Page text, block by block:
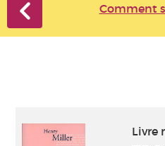
Comment
Livre